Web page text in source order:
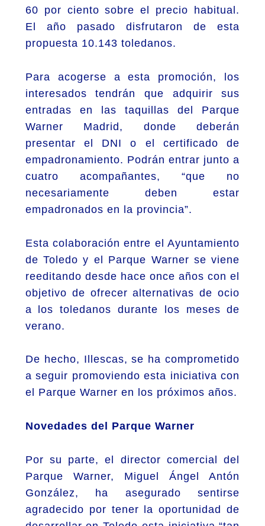
60 por ciento sobre el precio habitual.
El año pasado disfrutaron de esta
propuesta 10.143 toledanos.
Para acogerse a esta promoción, los
interesados tendrán que adquirir sus
entradas en las taquillas del Parque
Warner Madrid, donde deberán
presentar el DNI o el certificado de
empadronamiento. Podrán entrar junto a
cuatro acompañantes, “que no
necesariamente deben estar
empadronados en la provincia”.
Esta colaboración entre el Ayuntamiento
de Toledo y el Parque Warner se viene
reeditando desde hace once años con el
objetivo de ofrecer alternativas de ocio
a los toledanos durante los meses de
verano.
De hecho, Illescas, se ha comprometido
a seguir promoviendo esta iniciativa con
el Parque Warner en los próximos años.
Novedades del Parque Warner
Por su parte, el director comercial del
Parque Warner, Miguel Ángel Antón
González, ha asegurado sentirse
agradecido por tener la oportunidad de